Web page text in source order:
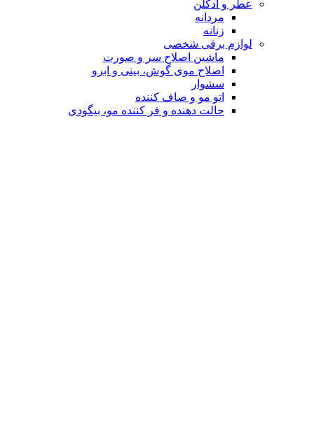
عطر و ادکلن
مردانه
زنانه
لوازم برقی شخصی
ماشین اصلاح سر و صورت
اصلاح موی گوش، بینی و ابرو
سشوار
اتو مو و صاف کننده
حالت دهنده و فر کننده مو، بیگودی